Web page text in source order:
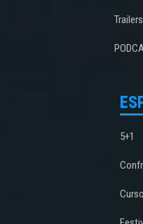
Trailers
5+1